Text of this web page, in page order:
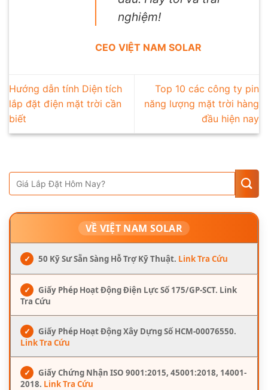
nghiệm!
CEO VIỆT NAM SOLAR
Hướng dẫn tính Diện tích
lắp đặt điện mặt trời cần
biết
Top 10 các công ty pin
năng lượng mặt trời hàng
đầu hiện nay
VỀ VIỆT NAM SOLAR
✓ 50 Kỹ Sư Sẵn Sàng Hỗ Trợ Kỹ Thuật. Link Tra Cứu
✓
Giấy Phép Hoạt Động Điện Lực Số 175/GP-SCT. Link
Tra Cứu
✓
Giấy Phép Hoạt Động Xây Dựng Số HCM-00076550.
Link Tra Cứu
✓
Giấy Chứng Nhận ISO 9001:2015, 45001:2018, 14001-
2018. Link Tra Cứu